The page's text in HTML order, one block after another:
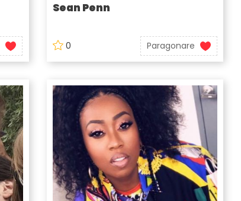
Sean Penn
0 Paragonare